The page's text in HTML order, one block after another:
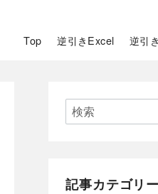
Top 逆引きExcel 逆引
記事カテゴリー